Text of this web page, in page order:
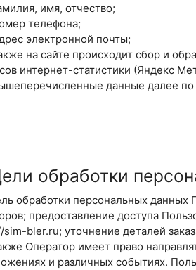
имя, отчество;
телефона;
электронной почты;
на сайте происходит сбор и
интернет-статистики (Яндекс
данные далее
обработки
обработки персональных
предоставление доступа
sim-bler.ru; уточнение деталей
Оператор имеет право
и различных событиях.